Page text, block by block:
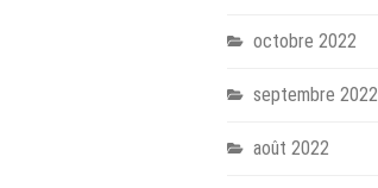
octobre 2022
septembre 2022
août 2022